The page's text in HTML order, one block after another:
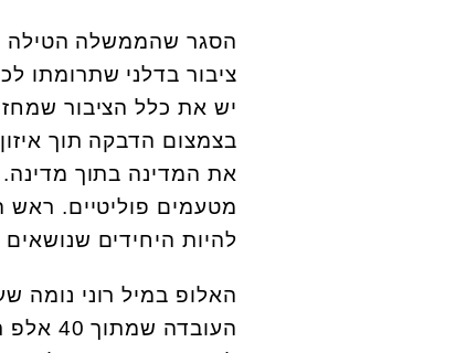
הסגר שהממשלה הטילה
ציבור בדלני שתרומתו
יש את כלל הציבור
בצמצום הדבקה תוך
את המדינה בתוך
מטעמים פוליטיים.
להיות היחידים שנושאים בנטל. אחרי 72 שנה,
האלופ במיל רוני נומה